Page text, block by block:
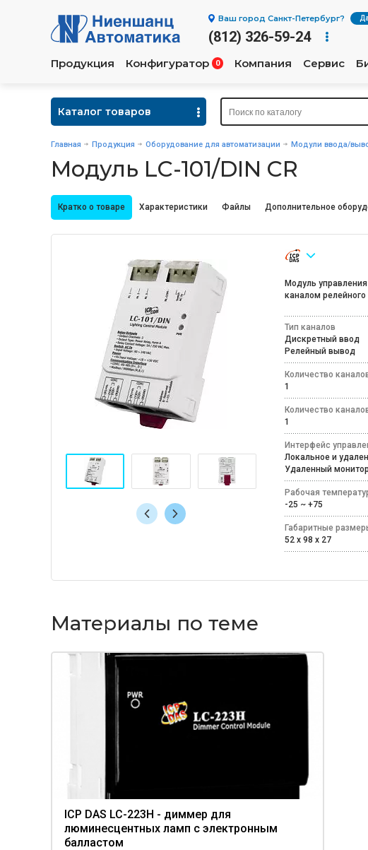
Ваш город Санкт-Петербург? Да
(812) 326-59-24
Продукция Конфигуратор 0 Компания Сервис
Каталог товаров
Главная Продукция Оборудование для автоматизации Модули ввода/
Модуль LC-101/DIN CR
Кратко о товаре Характеристики Файлы Дополнительное
Модуль
каналом
Тип каналов
Дискретный ввод
Релейный вывод
Количество
1
Количество
1
Интерфейс
Локальное и
Удаленный
Рабочая
-25 ~ +75
Габаритные
52 x 98 x 27
Материалы по теме
ICP DAS LC-223H - диммер для
люминесцентных ламп с электронным
балластом